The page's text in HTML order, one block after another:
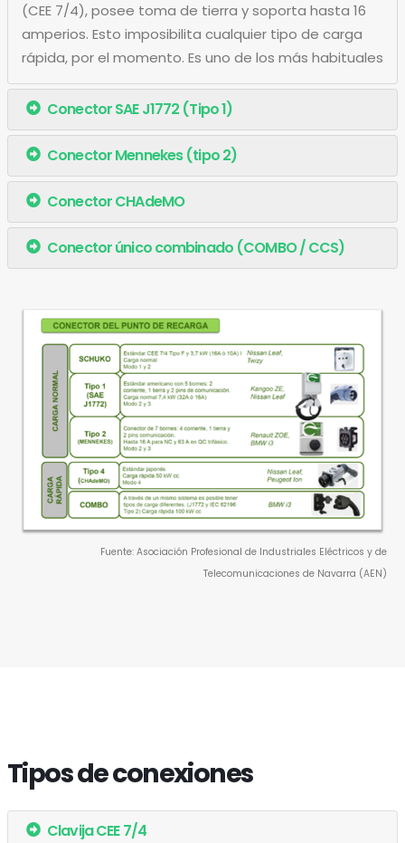
(CEE 7/4), posee toma de tierra y soporta hasta 16
amperios. Esto imposibilita cualquier tipo de carga
rápida, por el momento. Es uno de los más habituales
Conector SAE J1772 (Tipo 1)
Conector Mennekes (tipo 2)
Conector CHAdeMO
Conector único combinado (COMBO / CCS)
Fuente: Asociación Profesional de Industriales Eléctricos y de
Telecomunicaciones de Navarra (AEN)
Tipos de conexiones
Clavija CEE 7/4